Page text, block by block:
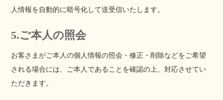
人情報を自動的に暗号化して送受信いたします。
5.ご本人の照会
お客さまがご本人の個人情報の照会・修正・削除などをご希望
される場合には、ご本人であることを確認の上、対応させてい
ただきます。